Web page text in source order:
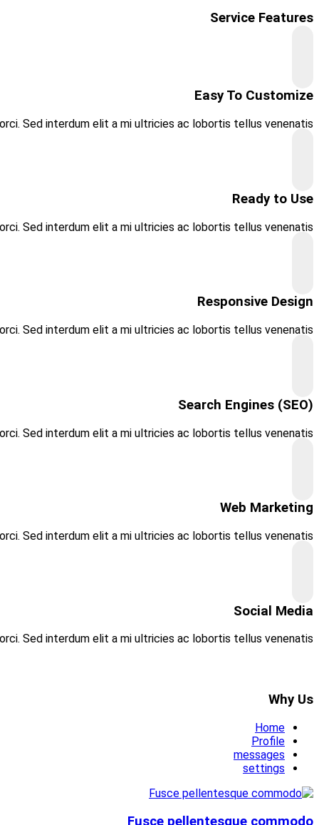
Aliquam lacinia mi elit, ut accumsan orci.
Aliquam lacinia mi elit, ut accumsan orci.
Aliquam lacinia mi elit, ut accumsan orci.
Aliquam lacinia mi elit, ut accumsan orci.
Aliquam lacinia mi elit, ut accumsan orci.
Aliquam lacinia mi elit, ut accumsan orci.